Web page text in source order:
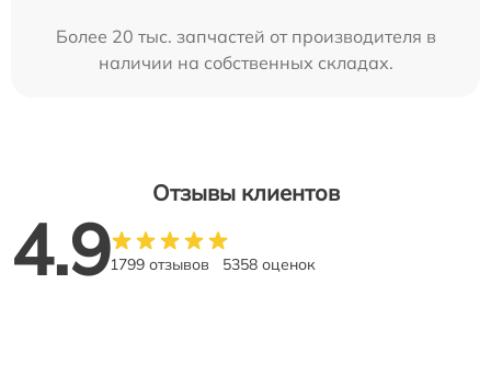
Более 20 тыс. запчастей от производителя в
наличии на собственных складах.
Отзывы клиентов
4.91799 отзывов 5358 оценок